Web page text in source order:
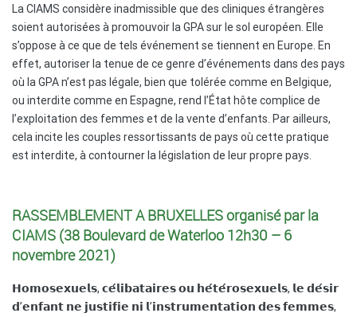
La CIAMS considère inadmissible que des cliniques étrangères
soient autorisées à promouvoir la GPA sur le sol européen. Elle
s’oppose à ce que de tels événement se tiennent en Europe. En
effet, autoriser la tenue de ce genre d’événements dans des pays
où la GPA n’est pas légale, bien que tolérée comme en Belgique,
ou interdite comme en Espagne, rend l’État hôte complice de
l’exploitation des femmes et de la vente d’enfants. Par ailleurs,
cela incite les couples ressortissants de pays où cette pratique
est interdite, à contourner la législation de leur propre pays.
RASSEMBLEMENT A BRUXELLES organisé par la
CIAMS (38 Boulevard de Waterloo 12h30 – 6
novembre 2021)
𝗛𝗼𝗺𝗼𝘀𝗲𝘅𝘂𝗲𝗹𝘀, 𝗰𝗲́𝗹𝗶𝗯𝗮𝘁𝗮𝗶𝗿𝗲𝘀 𝗼𝘂 𝗵𝗲́𝘁𝗲́𝗿𝗼𝘀𝗲𝘅𝘂𝗲𝗹𝘀, 𝗹𝗲 𝗱𝗲́𝘀𝗶𝗿
𝗱’𝗲𝗻𝗳𝗮𝗻𝘁 𝗻𝗲 𝗷𝘂𝘀𝘁𝗶𝗳𝗶𝗲 𝗻𝗶 𝗹’𝗶𝗻𝘀𝘁𝗿𝘂𝗺𝗲𝗻𝘁𝗮𝘁𝗶𝗼𝗻 𝗱𝗲𝘀 𝗳𝗲𝗺𝗺𝗲𝘀,